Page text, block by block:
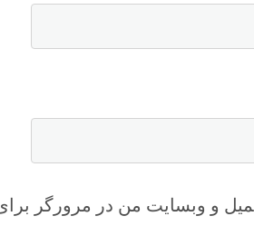
و وبسایت من در مرورگر